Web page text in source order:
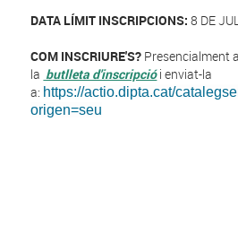
DATA LÍMIT INSCRIPCIONS: 8 DE
COM INSCRIURE'S? Presencialment
la butlleta d'inscripciói enviat-la
a: https://actio.dipta.cat/
origen=seu